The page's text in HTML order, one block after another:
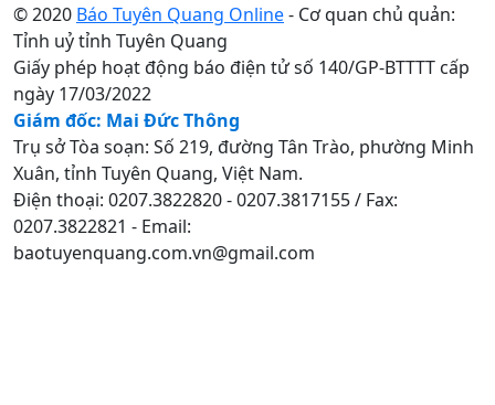
© 2020 Báo Tuyên Quang Online- Cơ quan chủ quản:
Tỉnh uỷ tỉnh Tuyên Quang
Giấy phép hoạt động báo điện tử số 140/GP-BTTTT cấp
ngày 17/03/2022
Giám đốc: Mai Đức Thông
Trụ sở Tòa soạn: Số 219, đường Tân Trào, phường Minh
Xuân, tỉnh Tuyên Quang, Việt Nam.
Điện thoại: 0207.3822820 - 0207.3817155 / Fax:
0207.3822821 - Email:
baotuyenquang.com.vn@gmail.com